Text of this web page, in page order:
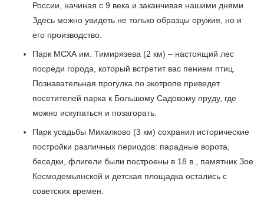
России, начиная с 9 века и заканчивая нашими днями.
Здесь можно увидеть не только образцы оружия, но и
его производство.
Парк МСХА им. Тимирязева (2 км) – настоящий лес
посреди города, который встретит вас пением птиц.
Познавательная прогулка по экотропе приведет
посетителей парка к Большому Садовому пруду, где
можно искупаться и позагорать.
Парк усадьбы Михалково (3 км) сохранил исторические
постройки различных периодов: парадные ворота,
беседки, флигели были построены в 18 в., памятник Зое
Космодемьянской и детская площадка остались с
советских времен.